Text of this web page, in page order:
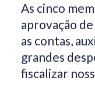
As cinco
aprovação
as contas,
grandes
fiscalizar